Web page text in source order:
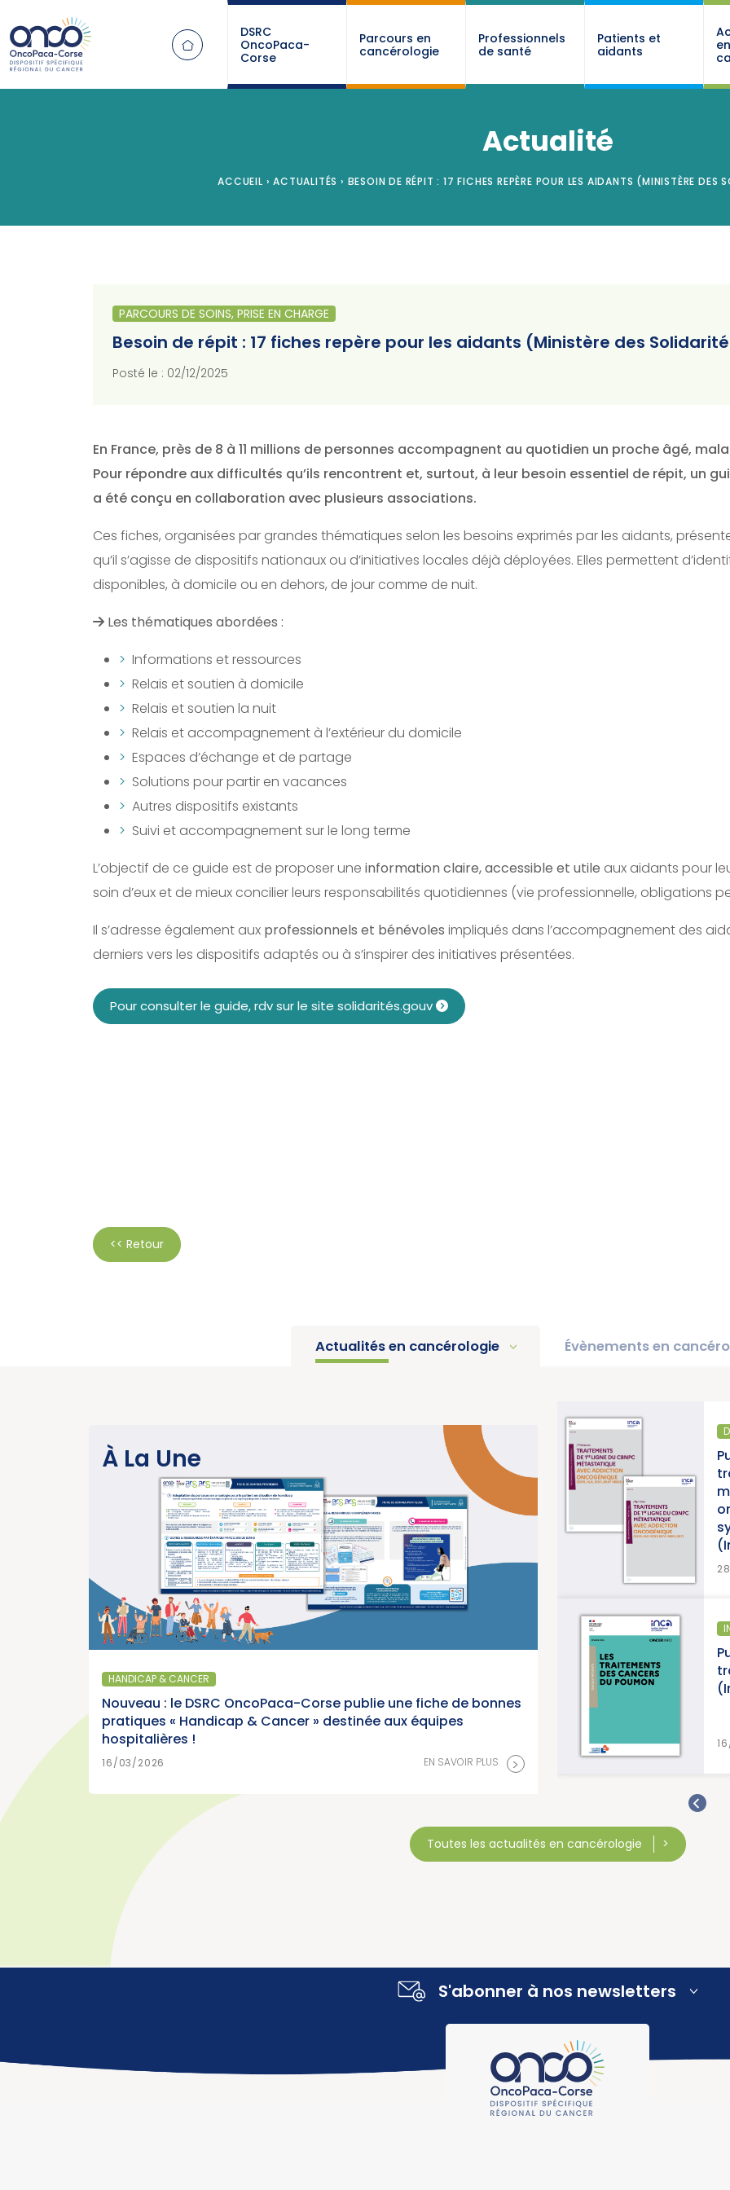
DSRC
OncoPaca-
Corse
Parcours en
cancérologie
Professionnels
de santé
Patients et
aidants
en
Actualité
ACCUEIL › ACTUALITÉS › BESOIN DE RÉPIT : 17 FICHES REPÈRE POUR LES AIDANTS (MINISTÈRE DES
PARCOURS DE SOINS, PRISE EN CHARGE
Besoin de répit : 17 fiches repère pour les aidants (Ministère des
Posté le : 02/12/2025
En France, près de 8 à 11 millions de personnes accompagnent au quotidien un proche âgé,
Pour répondre aux difficultés qu’ils rencontrent et, surtout, à leur besoin essentiel de répit, un
a été conçu en collaboration avec plusieurs associations.
Ces fiches, organisées par grandes thématiques selon les besoins exprimés par les aidants,
qu’il s’agisse de dispositifs nationaux ou d’initiatives locales déjà déployées. Elles permettent
disponibles, à domicile ou en dehors, de jour comme de nuit.
Les thématiques abordées :
Informations et ressources
Relais et soutien à domicile
Relais et soutien la nuit
Relais et accompagnement à l’extérieur du domicile
Espaces d’échange et de partage
Solutions pour partir en vacances
Autres dispositifs existants
Suivi et accompagnement sur le long terme
L’objectif de ce guide est de proposer une information claire, accessible et utile aux aidants pour
soin d’eux et de mieux concilier leurs responsabilités quotidiennes (vie professionnelle, obligations
Il s’adresse également aux professionnels et bénévoles impliqués dans l’accompagnement des
derniers vers les dispositifs adaptés ou à s’inspirer des initiatives présentées.
Pour consulter le guide, rdv sur le site solidarités.gouv
<< Retour
Actualités en cancérologie Évènements en
À La Une
HANDICAP & CANCER
Nouveau : le DSRC OncoPaca-Corse publie une fiche de bonnes
pratiques « Handicap & Cancer » destinée aux équipes
hospitalières !
16/03/2026 EN SAVOIR PLUS >
Parution du rapport d’activité 2025 « Une
année charnière pour la lutte contre les
cancers » (Institut National du Cancer)
EN SAVOIR PLUS >
SANTÉ PUBLIQUE - ÉPIDÉMIOLOGIE
Parution du panorama des cancers en
France, édition 2026 (Institut National du
15/07/2026
DIAGNOSTIC ET TRAITEMENT
Publication d’un thésaurus sur les
traitements de 1re ligne du CBNPC
métastatique avec addiction
oncogénique, accompagné d’une
synthèse et d’une synthèse de
(Institut National du Cancer)
28/07/2026 EN SAVOIR
INFORMATION PATIENTS
Publication d’un guide info patients :
traitements des cancers du poumon
(Institut National du Cancer)
EN SAVOIR
Toutes les actualités en cancérologie
S'abonner à nos newsletters